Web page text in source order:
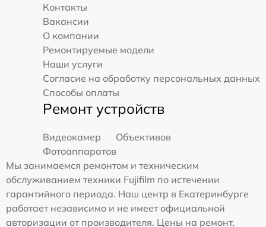
Контакты
Вакансии
О компании
Ремонтируемые модели
Наши услуги
Согласие на обработку персональных данных
Способы оплаты
Ремонт устройств
Видеокамер
Объективов
Фотоаппаратов
Мы занимаемся ремонтом и техническим
обслуживанием техники Fujifilm по истечении
гарантийного периода. Наш центр в Екатеринбурге
работает независимо и не имеет официальной
авторизации от производителя. Цены на ремонт,